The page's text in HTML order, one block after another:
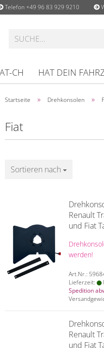
Telefon +49 96 83 929 9210
CH HAT DEIN
Startseite » Drehkonsolen »
Fiat
Sortieren nach
Sortieren nach
Renault
und Fiat
werden!
Art.Nr.:
Lieferzeit:
Spedition
Renault
und Fiat